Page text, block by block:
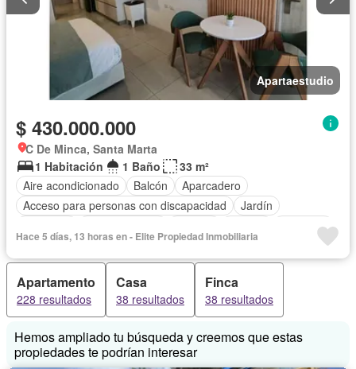
Apartaestudio
$ 430.000.000
C De Minca, Santa Marta
1 Habitación
1 Baño
33 m²
Aire acondicionado
Balcón
Aparcadero
Acceso para personas con discapacidad
Jardín
Ascensor
Gas natural
Vista panorámica
Sauna
Seguridad privada
Piscina Agua Patio
Hace 5 días, 13 horas en - Elite Propiedad Inmobiliaria
Apartamento
228 resultados
Casa
38 resultados
Finca
38 resultados
Hemos ampliado tu búsqueda y creemos que estas
propiedades te podrían interesar